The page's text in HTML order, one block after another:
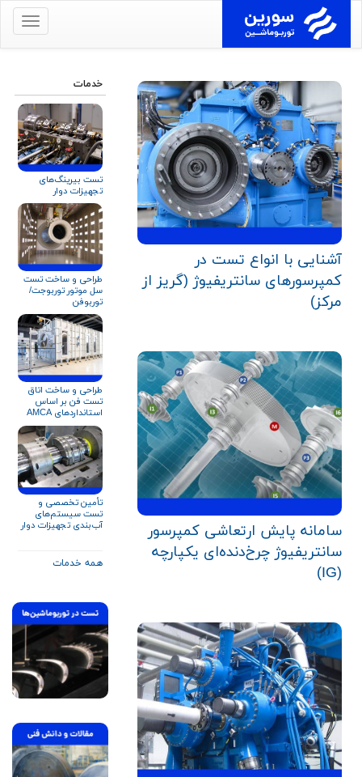
برای
کنید
آشنایی با انواع تست‌ در
کمپرسورهای سانتریفیوژ (گریز از
مرکز)
سامانه پایش ارتعاشی کمپرسور
سانتریفیوژ چرخ‌دنده‌ای یکپارچه
(IG)
خدمات
تست بیرینگ‌های
تجهیزات دوار
طراحی و ساخت تست
سل موتور توربوجت/
توربوفن
طراحی و ساخت اتاق
تست فن بر اساس
استانداردهای AMCA
۲۱۰ و ISO ۵۸۰۱
تأمین تخصصی و
تست سیستم‌های
آب‌بندی تجهیزات دوار
همه خدمات